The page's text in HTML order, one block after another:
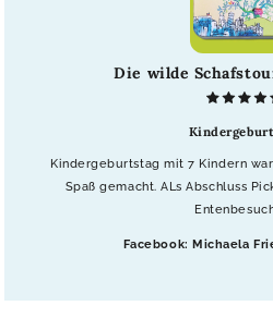
Die wilde
Kindergeburtstag mit 7 Kindern
Spaß gemacht. ALs Abschluss
Facebook: Michaela